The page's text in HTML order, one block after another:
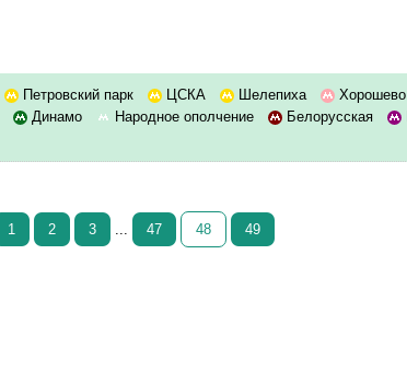
Петровский парк ЦСКА Шелепиха Хорошево
Динамо Народное ополчение Белорусская
1 2 3 ... 47 48 49